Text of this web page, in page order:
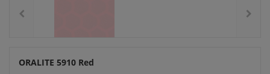
ORALITE 5910 Red